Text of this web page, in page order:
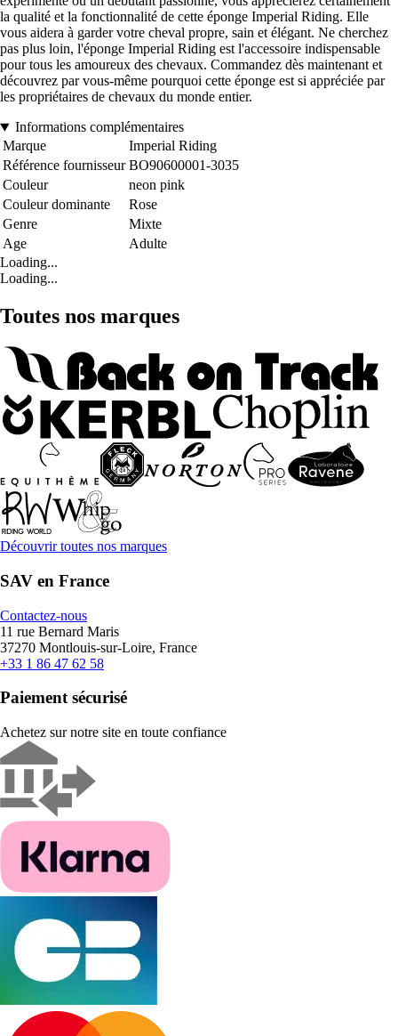
la qualité et la fonctionnalité de cette éponge Imperial Riding. Elle
vous aidera à garder votre cheval propre, sain et élégant. Ne cherchez
pas plus loin, l'éponge Imperial Riding est l'accessoire indispensable
pour tous les amoureux des chevaux. Commandez dès maintenant et
découvrez par vous-même pourquoi cette éponge est si appréciée par
les propriétaires de chevaux du monde entier.
Informations complémentaires
Marque
Imperial Riding
Référence fournisseur BO90600001-3035
Couleur
neon pink
Couleur dominante
Rose
Genre
Mixte
Age
Adulte
Loading...
Loading...
Toutes nos marques
Découvrir toutes nos marques
SAV en France
Contactez-nous
11 rue Bernard Maris
37270 Montlouis-sur-Loire, France
+33 1 86 47 62 58
Paiement sécurisé
Achetez sur notre site en toute confiance